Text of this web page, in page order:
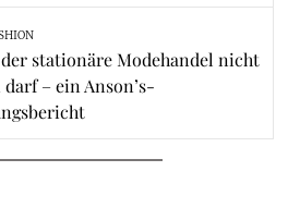
stationäre Modehandel nicht
– ein Anson’s-